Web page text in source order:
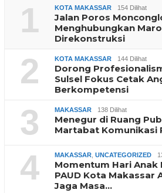
1 KOTA MAKASSAR 154 Dilihat
Jalan Poros
Menghubungkan
Direkonstruksi
2 KOTA MAKASSAR 144 Dilihat
Dorong
Sulsel Fokus Cetak
Berkompetensi
3 MAKASSAR 138 Dilihat
Menegur di Ruang
Martabat Komunikasi
4 MAKASSAR UNCATEGORIZED
Momentum Hari Anak
PAUD Kota Makassar
Jaga Masa…